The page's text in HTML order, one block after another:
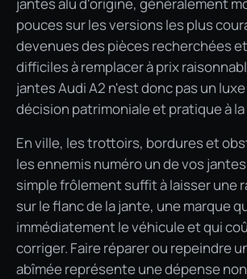
pouces sur les versions les plus
devenues des pièces recherchées
difficiles à remplacer à prix
jantes Audi A2 n'est donc pas un
décision patrimoniale et pratique à
En ville, les trottoirs, bordures et
les ennemis numéro un de vos
simple frôlement suffit à laisser une
sur le flanc de la jante, une marque
immédiatement le véhicule et qui
corriger. Faire réparer ou repeindre
abîmée représente une dépense